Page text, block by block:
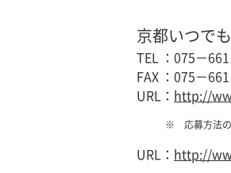
京都いつで
TEL ： 075－
FAX ： 075－
URL ： http://
応募方法
URL ： http://